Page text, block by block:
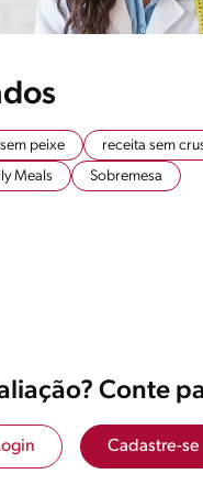
peixe receita sem
Meals Sobremesa
Conte
Cadastre-se